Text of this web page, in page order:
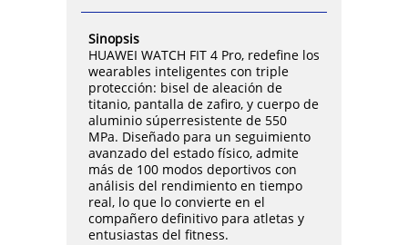
Sinopsis
HUAWEI WATCH FIT 4 Pro, redefine los
wearables inteligentes con triple
protección: bisel de aleación de
titanio, pantalla de zafiro, y cuerpo de
aluminio súperresistente de 550
MPa. Diseñado para un seguimiento
avanzado del estado físico, admite
más de 100 modos deportivos con
análisis del rendimiento en tiempo
real, lo que lo convierte en el
compañero definitivo para atletas y
entusiastas del fitness.